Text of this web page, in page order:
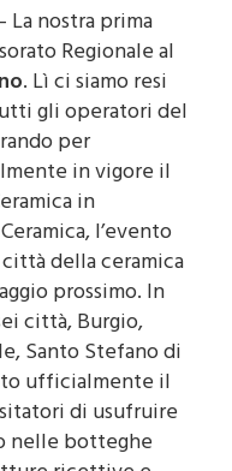
nostra prima
Regionale al
. Lì ci siamo resi
gli operatori del
per
in vigore il
in
l’evento
della ceramica
prossimo. In
città, Burgio,
Santo Stefano di
ufficialmente il
di usufruire
nelle botteghe